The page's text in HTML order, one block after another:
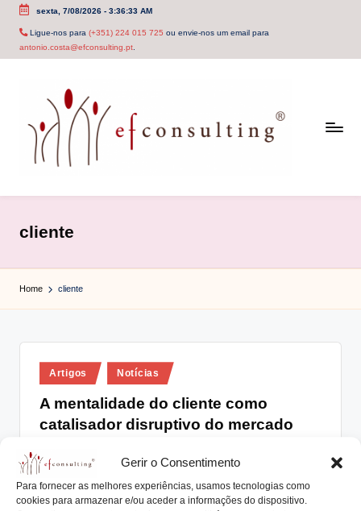
Gerir o Consentimento
Para fornecer as melhores experiências, usamos tecnologias como
cookies para armazenar e/ou aceder a informações do dispositivo.
Skip
sexta, 7/08/2026- 3:36:33 AM
Ligue-nos para (+351) 224 015 725 ou envie-nos um email para
antonio.costa@efconsulting.pt.
c
o
n
u
g
.
cliente
Home cliente
Posted
in
Artigos Notícias
A mentalidade do cliente como
catalisador disruptivo do mercado
Posted
by
A mentalidade do cliente é um dos grandes
catalisadores disruptivos do mercado de atuação da…